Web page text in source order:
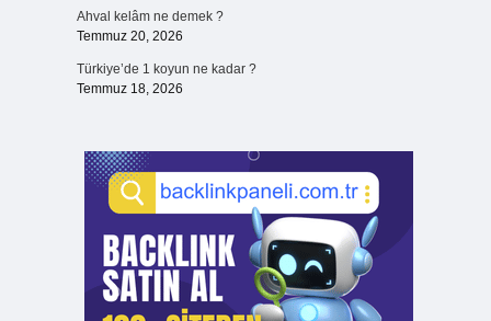
Ahval kelâm ne demek ?
Temmuz 20, 2026
Türkiye’de 1 koyun ne kadar ?
Temmuz 18, 2026